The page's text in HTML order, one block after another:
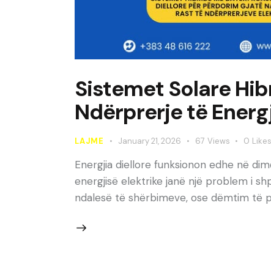
Sistemet Solare
Ndërprerje të
LAJME January 21, 2026 67 Views 0 Likes
Energjia diellore funksionon edhe në
energjisë elektrike janë një problem i
ndalesë të shërbimeve, ose dëmtim të